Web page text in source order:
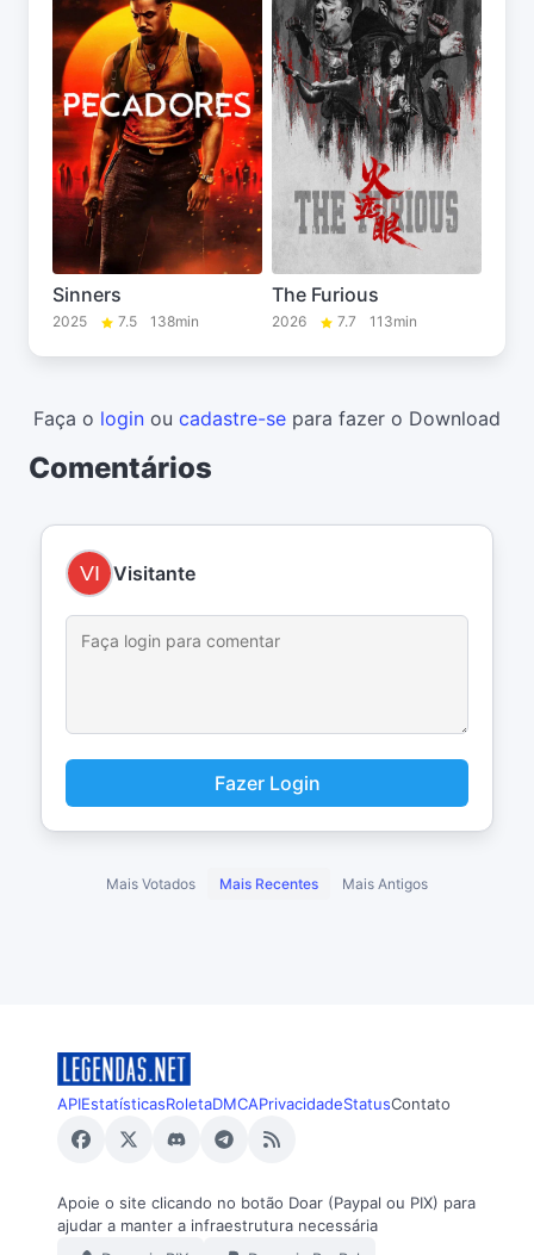
Sinners
2025 7.5 138min
The Furious
2026 7.7 113min
Faça o login ou cadastre-se para fazer o Download
Comentários
Visitante
Fazer Login
Mais Votados Mais Recentes Mais Antigos
APIEstatísticasRoletaDMCAPrivacidadeStatusContato
Apoie o site clicando no botão Doar (Paypal ou PIX) para
ajudar a manter a infraestrutura necessária